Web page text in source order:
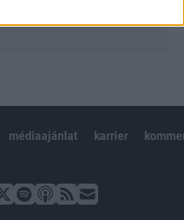
médiaajánlat karrier